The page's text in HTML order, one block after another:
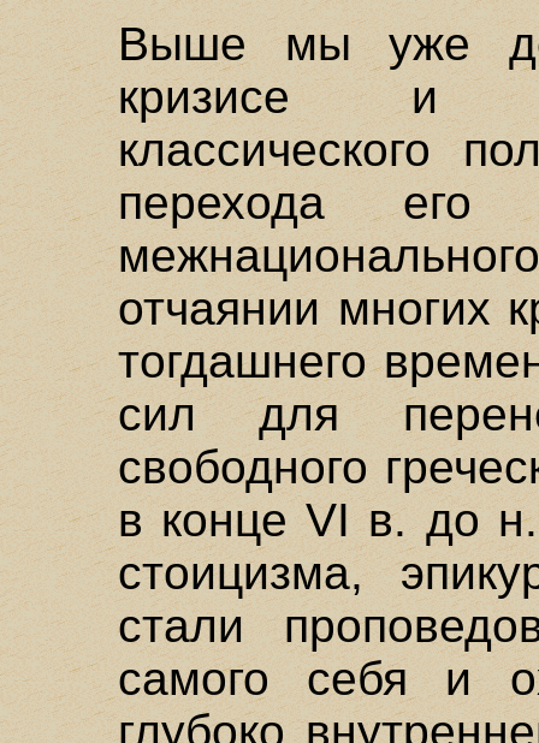
Выше мы уже
кризисе и
классического
перехода
отчаянии многих
тогдашнего
сил для
свободного
в конце VI в. до
стоицизма,
стали
самого себя и
глубоко